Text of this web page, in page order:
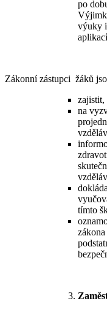
po
výuky
Zákonní zástupci žáků
zajistit,
na
tímto